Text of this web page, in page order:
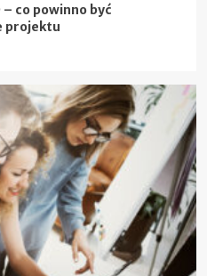
co powinno być
projektu